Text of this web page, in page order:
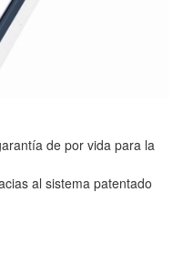
de por vida para la
al sistema patentado